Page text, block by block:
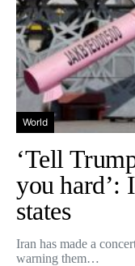
World
‘Tell
you hard’:
states
Iran has made a
warning them…